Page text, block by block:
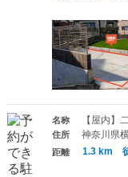
名称 【屋内】
住所 神奈川県
距離 1.3 km